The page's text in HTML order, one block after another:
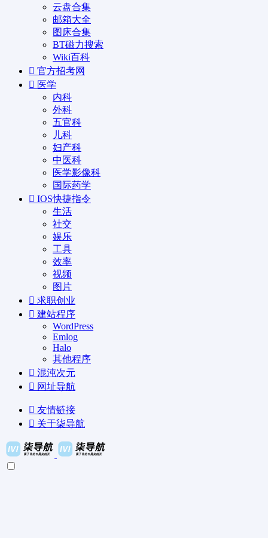
云盘合集
邮箱大全
图床合集
BT磁力搜索
Wiki百科
官方招考网
医学
内科
外科
五官科
儿科
妇产科
中医科
医学影像科
国际药学
IOS快捷指令
生活
社交
娱乐
工具
效率
视频
图片
求职创业
建站程序
WordPress
Emlog
Halo
其他程序
混沌次元
网址导航
友情链接
关于柒导航